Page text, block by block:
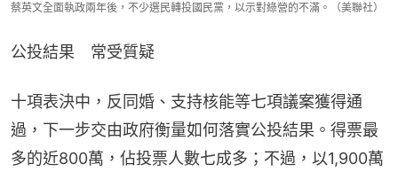
蔡英文全面執政兩年後，不少選民轉投國民黨，以示對綠營的不滿。（美聯社）
公投結果　常受質疑
十項表決中，反同婚、支持核能等七項議案獲得通
過，下一步交由政府衡量如何落實公投結果。得票最
多的近800萬，佔投票人數七成多；不過，以1,900萬